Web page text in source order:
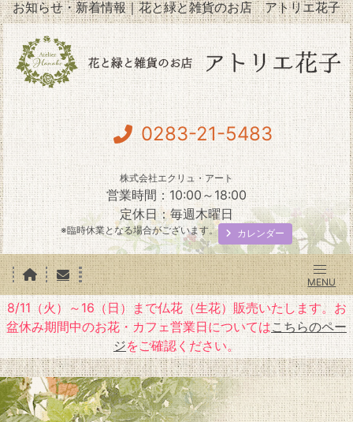
お知らせ・新着情報｜花と緑と雑貨のお店 アトリエ花子
0283-21-5483
株式会社エクリュ・アート
営業時間：10:00～18:00
定休日：毎週木曜日
※臨時休業となる場合がございます。 カレンダー
8/11（火）～16（日）まで仏花（生花）販売いたします。お
盆休み期間中のお花・カフェ営業日についてはこちらのペー
ジをご確認ください。